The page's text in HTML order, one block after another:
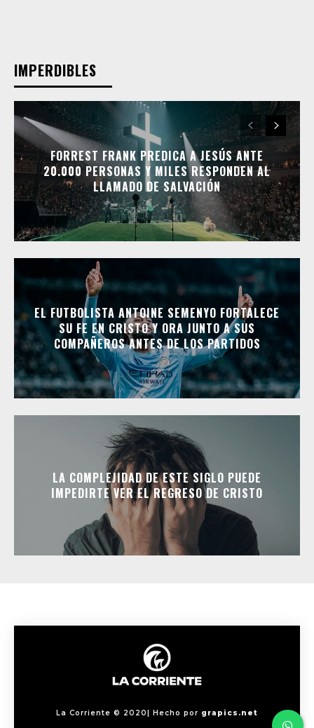
IMPERDIBLES
FORREST FRANK PREDICA A JESÚS ANTE
20.000 PERSONAS Y MILES RESPONDEN AL
LLAMADO DE SALVACIÓN
EL FUTBOLISTA ANTOINE SEMENYO FORTALECE
SU FE EN CRISTO Y ORA JUNTO A SUS
COMPAÑEROS ANTES DE LOS PARTIDOS
LA COMPLEJIDAD DE ESTE SIGLO PUEDE
IMPEDIRTE VER EL REGRESO DE CRISTO
La Corriente © 2020| Hecho por grapics.net